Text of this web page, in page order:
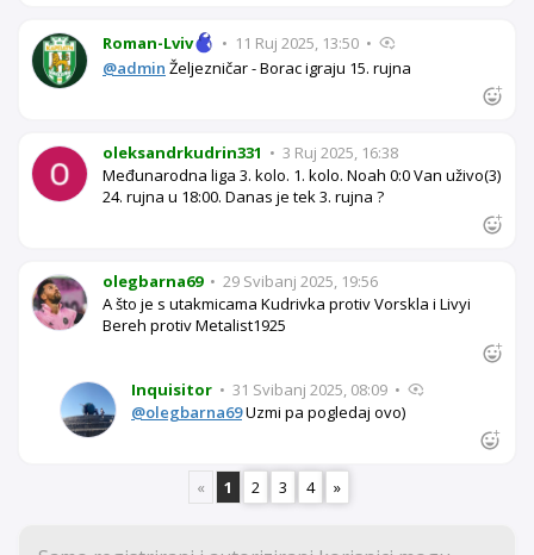
Roman-Lviv • 11 Ruj 2025, 13:50 •
@admin Željezničar - Borac igraju 15. rujna
oleksandrkudrin331 • 3 Ruj 2025, 16:38
Međunarodna liga 3. kolo. 1. kolo. Noah 0:0 Van uživo(3)
24. rujna u 18:00. Danas je tek 3. rujna ?
olegbarna69 • 29 Svibanj 2025, 19:56
A što je s utakmicama Kudrivka protiv Vorskla i Livyi
Bereh protiv Metalist1925
Inquisitor • 31 Svibanj 2025, 08:09 •
@olegbarna69Uzmi pa pogledaj ovo)
« 1 2 3 4 »